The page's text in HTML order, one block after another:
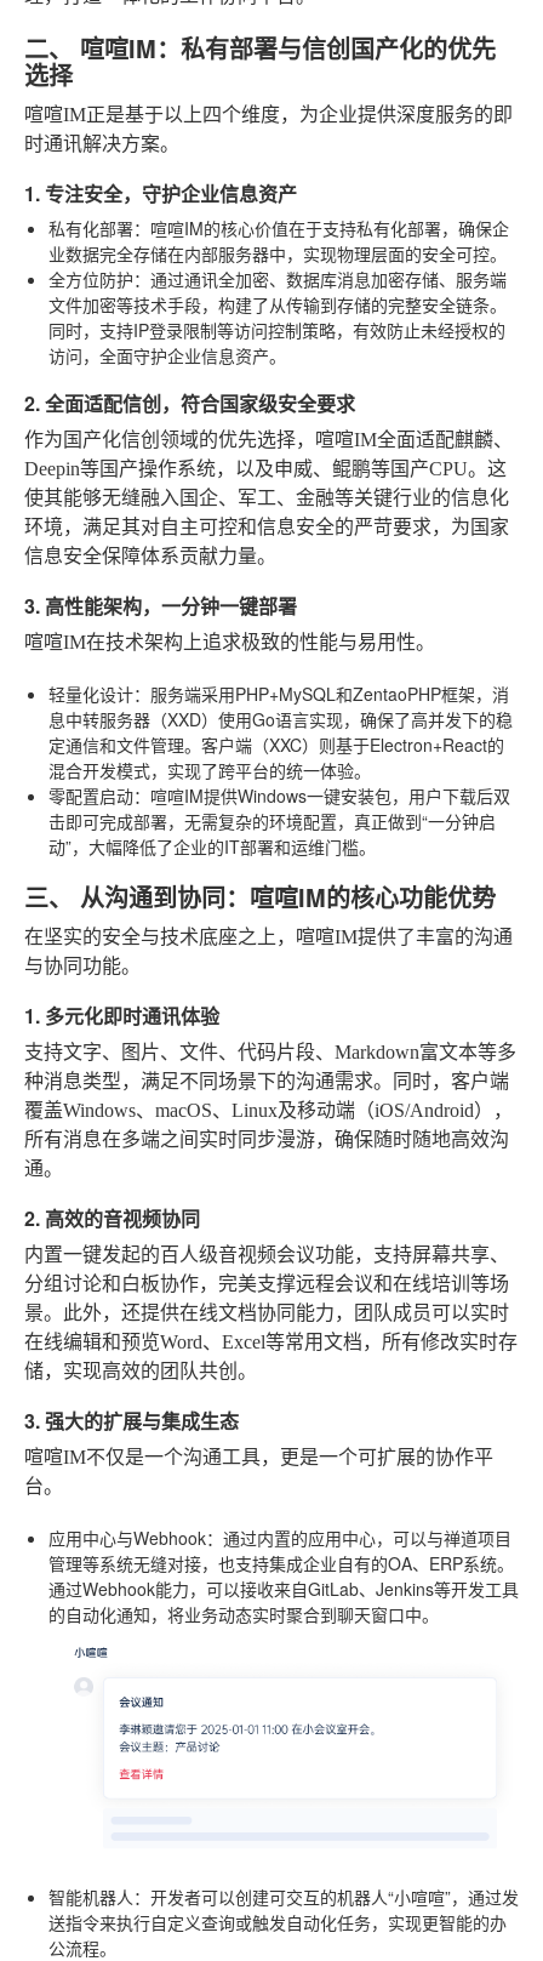
二、 喧喧IM：私有部署与信创国产化的优先
选择
喧喧IM正是基于以上四个维度，为企业提供深度服务的即
时通讯解决方案。
1. 专注安全，守护企业信息资产
私有化部署：喧喧IM的核心价值在于支持私有化部署，确保企
业数据完全存储在内部服务器中，实现物理层面的安全可控。
全方位防护：通过通讯全加密、数据库消息加密存储、服务端
文件加密等技术手段，构建了从传输到存储的完整安全链条。
同时，支持IP登录限制等访问控制策略，有效防止未经授权的
访问，全面守护企业信息资产。
2. 全面适配信创，符合国家级安全要求
作为国产化信创领域的优先选择，喧喧IM全面适配麒麟、
Deepin等国产操作系统，以及申威、鲲鹏等国产CPU。这
使其能够无缝融入国企、军工、金融等关键行业的信息化
环境，满足其对自主可控和信息安全的严苛要求，为国家
信息安全保障体系贡献力量。
3. 高性能架构，一分钟一键部署
喧喧IM在技术架构上追求极致的性能与易用性。
轻量化设计：服务端采用PHP+MySQL和ZentaoPHP框架，消
息中转服务器（XXD）使用Go语言实现，确保了高并发下的稳
定通信和文件管理。客户端（XXC）则基于Electron+React的
混合开发模式，实现了跨平台的统一体验。
零配置启动：喧喧IM提供Windows一键安装包，用户下载后双
击即可完成部署，无需复杂的环境配置，真正做到“一分钟启
动”，大幅降低了企业的IT部署和运维门槛。
三、 从沟通到协同：喧喧IM的核心功能优势
在坚实的安全与技术底座之上，喧喧IM提供了丰富的沟通
与协同功能。
1. 多元化即时通讯体验
支持文字、图片、文件、代码片段、Markdown富文本等多
种消息类型，满足不同场景下的沟通需求。同时，客户端
覆盖Windows、macOS、Linux及移动端（iOS/Android），
所有消息在多端之间实时同步漫游，确保随时随地高效沟
通。
2. 高效的音视频协同
内置一键发起的百人级音视频会议功能，支持屏幕共享、
分组讨论和白板协作，完美支撑远程会议和在线培训等场
景。此外，还提供在线文档协同能力，团队成员可以实时
在线编辑和预览Word、Excel等常用文档，所有修改实时存
储，实现高效的团队共创。
3. 强大的扩展与集成生态
喧喧IM不仅是一个沟通工具，更是一个可扩展的协作平
台。
应用中心与Webhook：通过内置的应用中心，可以与禅道项目
管理等系统无缝对接，也支持集成企业自有的OA、ERP系统。
通过Webhook能力，可以接收来自GitLab、Jenkins等开发工具
的自动化通知，将业务动态实时聚合到聊天窗口中。
智能机器人 ：开发者可以创建可交互的机器人“小喧喧”，通过发
送指令来执行自定义查询或触发自动化任务，实现更智能的办
公流程。